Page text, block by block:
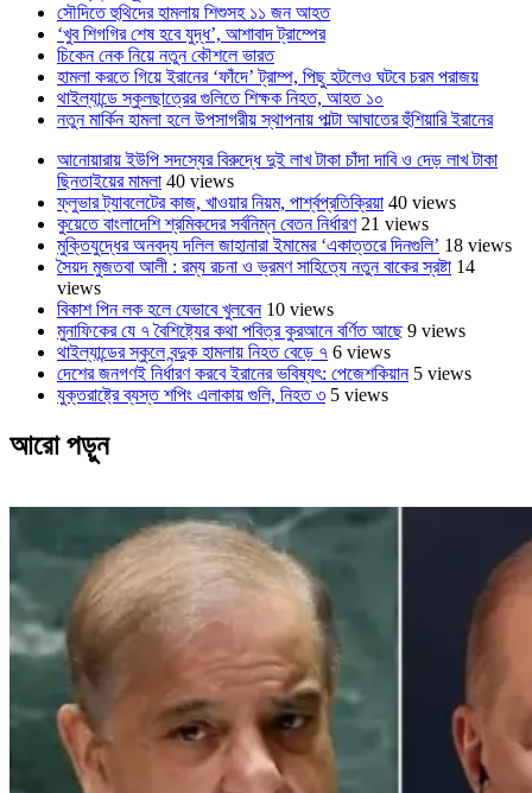
সৌদিতে হুথিদের হামলায় শিশুসহ ১১ জন আহত
‘খুব শিগগির শেষ হবে যুদ্ধ’, আশাবাদ ট্রাম্পের
চিকেন নেক নিয়ে নতুন কৌশলে ভারত
হামলা করতে গিয়ে ইরানের ‘ফাঁদে’ ট্রাম্প, পিছু হটলেও ঘটবে চরম পরাজয়
থাইল্যান্ডে স্কুলছাত্রের গুলিতে শিক্ষক নিহত, আহত ১০
নতুন মার্কিন হামলা হলে উপসাগরীয় স্থাপনায় পাল্টা আঘাতের হুঁশিয়ারি ইরানের
আনোয়ারায় ইউপি সদস্যের বিরুদ্ধে দুই লাখ টাকা চাঁদা দাবি ও দেড় লাখ টাকা
ছিনতাইয়ের মামলা 40 views
ফ্লুভার ট্যাবলেটের কাজ, খাওয়ার নিয়ম, পার্শ্বপ্রতিক্রিয়া 40 views
কুয়েতে বাংলাদেশি শ্রমিকদের সর্বনিম্ন বেতন নির্ধারণ 21 views
মুক্তিযুদ্ধের অনবদ্য দলিল জাহানারা ইমামের ‘একাত্তরে দিনগুলি’ 18 views
সৈয়দ মুজতবা আলী : রম্য রচনা ও ভ্রমণ সাহিত্যে নতুন বাকের স্রষ্টা 14
views
বিকাশ পিন লক হলে যেভাবে খুলবেন 10 views
মুনাফিকের যে ৭ বৈশিষ্ট্যের কথা পবিত্র কুরআনে বর্ণিত আছে 9 views
থাইল্যান্ডের স্কুলে বন্দুক হামলায় নিহত বেড়ে ৭ 6 views
দেশের জনগণই নির্ধারণ করবে ইরানের ভবিষ্যৎ: পেজেশকিয়ান 5 views
যুক্তরাষ্ট্রে ব্যস্ত শপিং এলাকায় গুলি, নিহত ৩ 5 views
আরো পড়ুন